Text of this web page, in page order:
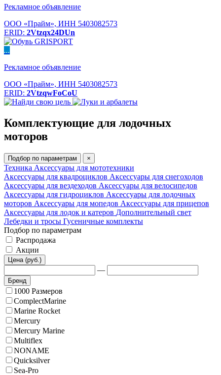
Рекламное объявление
ООО «Прайм», ИНН 5403082573
ERID: 2Vtzqx24DUn
...
Рекламное объявление
ООО «Прайм», ИНН 5403082573
ERID: 2VtzqwFoCoU
Комплектующие для лодочных
моторов
Подбор по параметрам ×
Техника Аксессуары для мототехники
Аксессуары для квадроциклов Аксессуары для снегоходов
Аксессуары для вездеходов Аксессуары для велосипедов
Аксессуары для гидроциклов Аксессуары для лодочных
моторов Аксессуары для мопедов Аксессуары для прицепов
Аксессуары для лодок и катеров Дополнительный свет
Лебедки и тросы Гусеничные комплекты
Подбор по параметрам
Распродажа
Акции
Цена (руб.)
—
Бренд
1000 Размеров
ComplectMarine
Marine Rocket
Mercury
Mercury Marine
Multiflex
NONAME
Quicksilver
Sea-Pro